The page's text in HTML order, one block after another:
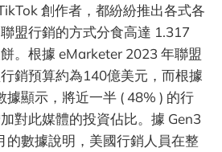
創作者，都紛紛推出各式各
盟行銷的方式分食高達 1.317
。根據 eMarketer 2023 年聯盟
銷預算約為140億美元，而根據
據顯示，將近一半 ( 48% ) 的行
對此媒體的投資佔比。據 Gen3
數據說明，美國行銷人員在整